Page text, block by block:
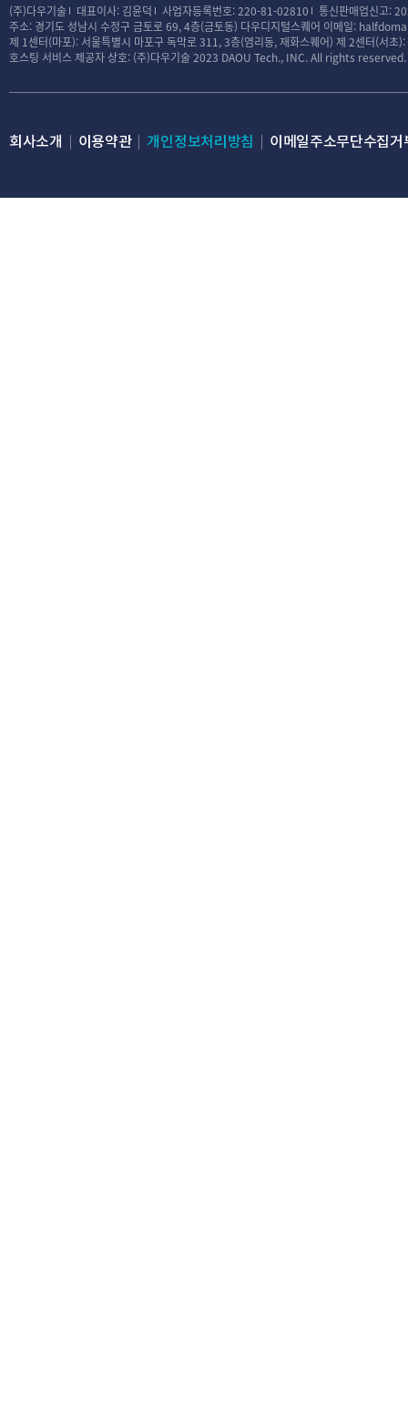
(주)다우기술 대표이사: 김윤덕 사업자등록번호: 220-81-02810
통신판매업신고:
주소: 경기도 성남시 수정구 금토로 69, 4층(금토동) 다우디지털스퀘어 이메일:
제 1센터(마포): 서울특별시 마포구 독막로 311, 3층(염리동, 재화스퀘어) 제 2센터(서초
호스팅 서비스 제공자 상호: (주)다우기술2023 DAOU Tech., INC. All rights reserved.
회사소개 이용약관 개인정보처리방침 이메일주소무단수집거